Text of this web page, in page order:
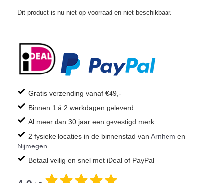
Dit product is nu niet op voorraad en niet beschikbaar.
Gratis verzending vanaf €49,-
Binnen 1 á 2 werkdagen geleverd
Al meer dan 30 jaar een gevestigd merk
2 fysieke locaties in de binnenstad van Arnhem en
Nijmegen
Betaal veilig en snel met iDeal of PayPal